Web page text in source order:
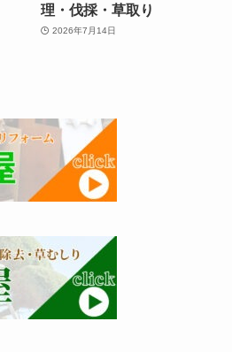
理・伐採・草取り
2026年7月14日